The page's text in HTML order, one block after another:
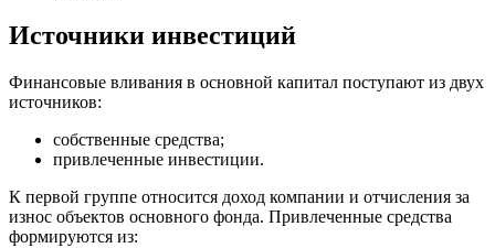
Источники инвестиций
Финансовые вливания в основной капитал поступают из двух
источников:
собственные средства;
привлеченные инвестиции.
К первой группе относится доход компании и отчисления за
износ объектов основного фонда. Привлеченные средства
формируются из: